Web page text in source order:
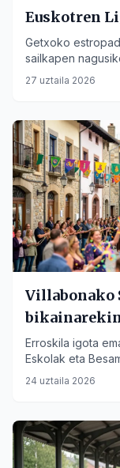
Euskotren
Getxoko
sailkapen
honetan.
27 uztaila 2026
Villabonako
Erroskila igota
Eskolak eta
txupinazoarekin.
24 uztaila 2026